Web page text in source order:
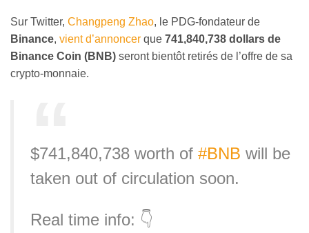
Sur Twitter, Changpeng Zhao, le PDG-fondateur de
Binance, vient d’annoncer que 741,840,738 dollars de
Binance Coin (BNB) seront bientôt retirés de l’offre de sa
crypto-monnaie.
$741,840,738 worth of #BNB will be
taken out of circulation soon.
Real time info: 👇